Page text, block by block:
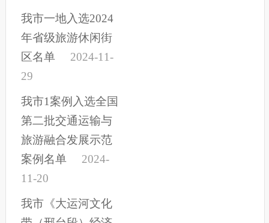
我市一地入选2024
年省级旅游休闲街
区名单
2024-11-
29
我市1案例入选全国
第二批交通运输与
旅游融合发展示范
案例名单
2024-
11-20
我市《大运河文化